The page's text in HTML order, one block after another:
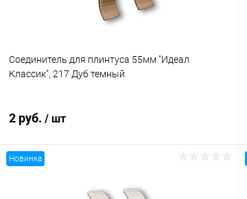
Соединитель для плинтуса 55мм "Идеал
Классик", 217 Дуб темный
2 руб. / шт
Новинка